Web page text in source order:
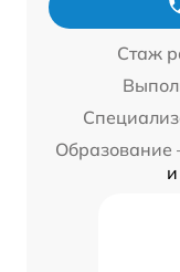
Стаж
Образование